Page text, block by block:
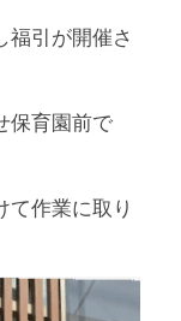
福引が開催さ
保育園前で
作業に取り